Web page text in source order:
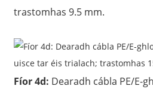
trastomhas 9.5 mm.
Fíor 4d: Dearadh cábla PE/E-